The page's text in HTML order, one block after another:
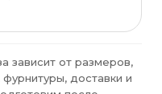
зависит от размеров,
доставки и